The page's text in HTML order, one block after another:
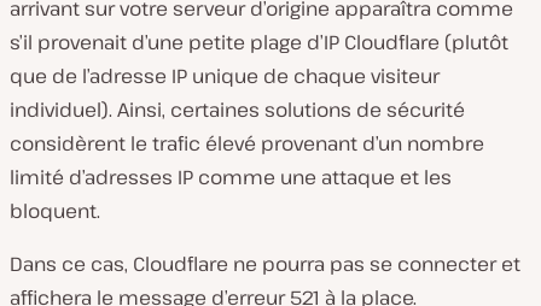
arrivant sur votre serveur d’origine apparaîtra comme
s’il provenait d’une petite plage d’IP Cloudflare (plutôt
que de l’adresse IP unique de chaque visiteur
individuel). Ainsi, certaines solutions de sécurité
considèrent le trafic élevé provenant d’un nombre
limité d’adresses IP comme une attaque et les
bloquent.
Dans ce cas, Cloudflare ne pourra pas se connecter et
affichera le message d’erreur 521 à la place.